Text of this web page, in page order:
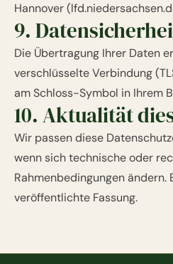
Hannover (
9.
Die Übertragung Ihrer Daten
verschlüsselte Verbindung
am Schloss-Symbol in Ihrem
10. Aktualität
Wir passen diese
wenn sich technische oder
Rahmenbedingungen ändern.
veröffentlichte Fassung.